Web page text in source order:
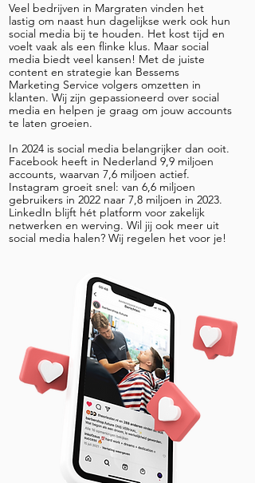
Veel bedrijven in Margraten vinden het
lastig om naast hun dagelijkse werk ook hun
social media bij te houden. Het kost tijd en
voelt vaak als een flinke klus. Maar social
media biedt veel kansen! Met de juiste
content en strategie kan Bessems
Marketing Service volgers omzetten in
klanten. Wij zijn gepassioneerd over social
media en helpen je graag om jouw accounts
te laten groeien.
In 2024 is social media belangrijker dan ooit.
Facebook heeft in Nederland 9,9 miljoen
accounts, waarvan 7,6 miljoen actief.
Instagram groeit snel: van 6,6 miljoen
gebruikers in 2022 naar 7,8 miljoen in 2023.
LinkedIn blijft hét platform voor zakelijk
netwerken en werving. Wil jij ook meer uit
social media halen? Wij regelen het voor je!